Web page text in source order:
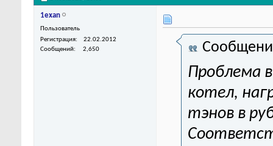
1exan
Пользователь
Регистрация
22.02.2012
Сообщений
2,650
Проблема
котел,
тэнов в